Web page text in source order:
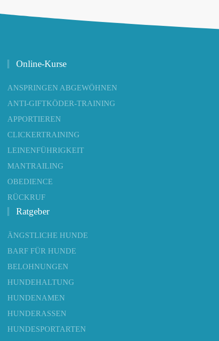
Online-Kurse
ANSPRINGEN ABGEWÖHNEN
ANTI-GIFTKÖDER-TRAINING
APPORTIEREN
CLICKERTRAINING
LEINENFÜHRIGKEIT
MANTRAILING
OBEDIENCE
RÜCKRUF
Ratgeber
ÄNGSTLICHE HUNDE
BARF FÜR HUNDE
BELOHNUNGEN
HUNDEHALTUNG
HUNDENAMEN
HUNDERASSEN
HUNDESPORTARTEN